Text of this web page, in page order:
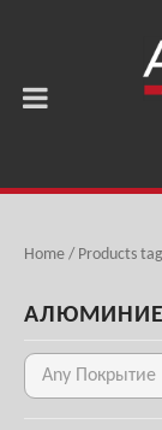
Home / Products
Any Покрытие